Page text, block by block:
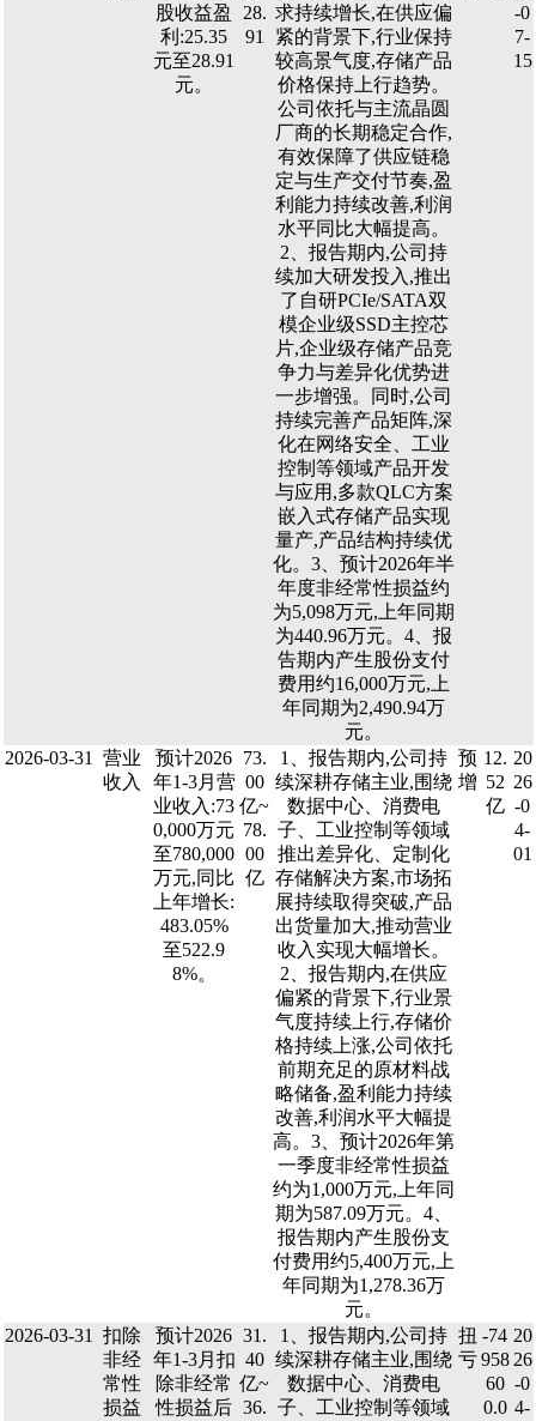
股收益盈
利:25.35
元至28.91
元。
28.
91
求持续增长,在供应偏
紧的背景下,行业保持
较高景气度,存储产品
价格保持上行趋势。
公司依托与主流晶圆
厂商的长期稳定合作,
有效保障了供应链稳
定与生产交付节奏,盈
利能力持续改善,利润
水平同比大幅提高。
2、报告期内,公司持
续加大研发投入,推出
了自研PCIe/SATA双
模企业级SSD主控芯
片,企业级存储产品竞
争力与差异化优势进
一步增强。同时,公司
持续完善产品矩阵,深
化在网络安全、工业
控制等领域产品开发
与应用,多款QLC方案
嵌入式存储产品实现
量产,产品结构持续优
化。3、预计2026年半
年度非经常性损益约
为5,098万元,上年同期
为440.96万元。4、报
告期内产生股份支付
费用约16,000万元,上
年同期为2,490.94万
元。
-0
7-
15
2026-03-31
营业
收入
预计2026
年1-3月营
业收入:73
0,000万元
至780,000
万元,同比
上年增长:
483.05%
至522.9
8%。
73.
00
亿~
78.
00
亿
1、报告期内,公司持
续深耕存储主业,围绕
数据中心、消费电
子、工业控制等领域
推出差异化、定制化
存储解决方案,市场拓
展持续取得突破,产品
出货量加大,推动营业
收入实现大幅增长。
2、报告期内,在供应
偏紧的背景下,行业景
气度持续上行,存储价
格持续上涨,公司依托
前期充足的原材料战
略储备,盈利能力持续
改善,利润水平大幅提
高。3、预计2026年第
一季度非经常性损益
约为1,000万元,上年同
期为587.09万元。4、
报告期内产生股份支
付费用约5,400万元,上
年同期为1,278.36万
元。
预
增
12.
52
亿
20
26
-0
4-
01
2026-03-31
扣除
非经
常性
损益
预计2026
年1-3月扣
除非经常
性损益后
31.
40
亿~
36.
1、报告期内,公司持
续深耕存储主业,围绕
数据中心、消费电
子、工业控制等领域
扭
亏
-74
958
60
0.0
20
26
-0
4-